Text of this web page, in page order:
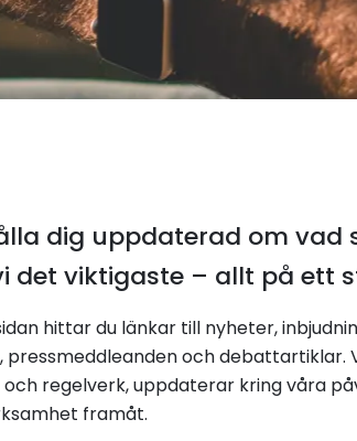
dig uppdaterad om vad
det viktigaste – allt på ett
hittar du länkar till nyheter,
pressmeddleanden och
regelverk, uppdaterar kring våra
framåt.